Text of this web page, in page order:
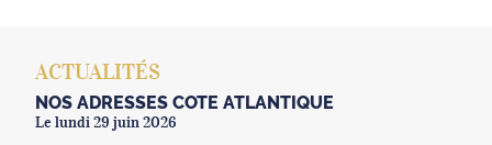
ACTUALITÉS
NOS ADRESSES CÔTE ATLANTIQUE
Le lundi 29 juin 2026